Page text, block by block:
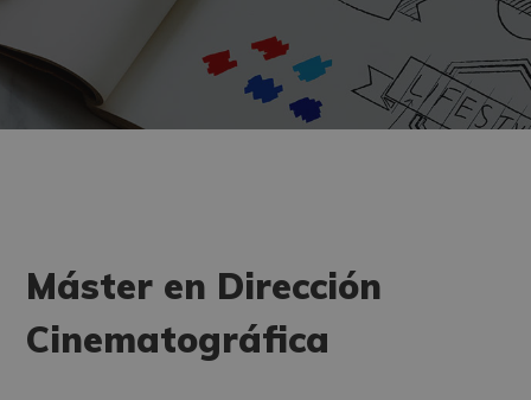
Máster en Dirección
Cinematográfica